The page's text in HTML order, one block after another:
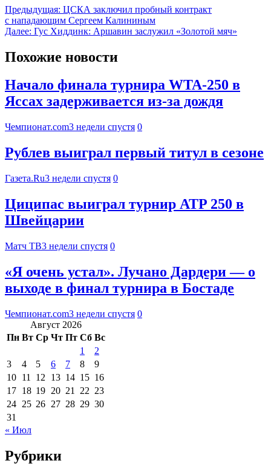
Предыдущая: ЦСКА заключил пробный контракт
с нападающим Сергеем Калининым
Далее: Гус Хиддинк: Аршавин заслужил «Золотой мяч»
Похожие новости
Начало финала турнира WTA-250 в
Яссах задерживается из-за дождя
Чемпионат.com3 недели спустя 0
Рублев выиграл первый титул в сезоне
Газета.Ru3 недели спустя 0
Циципас выиграл турнир ATP 250 в
Швейцарии
Матч ТВ3 недели спустя 0
«Я очень устал». Лучано Дардери — о
выходе в финал турнира в Бостаде
Чемпионат.com3 недели спустя 0
Август 2026
Пн Вт Ср Чт Пт Сб Вс
1
2
3
4 5 6 7 8
9
10 11 12 13 14 15 16
17 18 19 20 21 22 23
24 25 26 27 28 29 30
31
« Июл
Рубрики